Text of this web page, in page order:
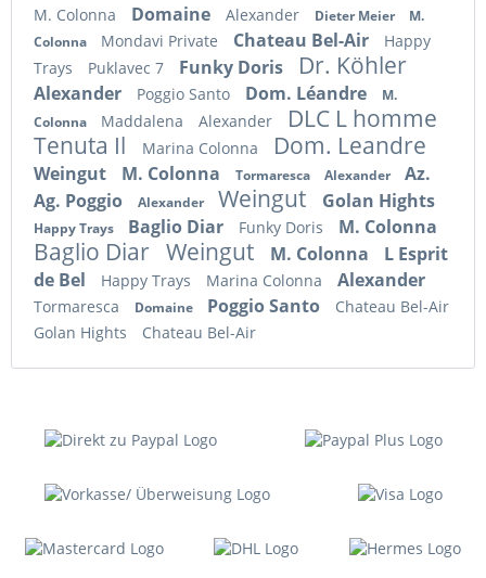
M. Colonna Domaine Alexander Dieter Meier
M.
Colonna
Mondavi Private Chateau Bel-Air
Happy
Trays
Puklavec 7 Funky Doris Dr. Köhler
Alexander Poggio Santo Dom. Léandre
M.
Colonna
Maddalena Alexander
DLC L homme
Tenuta Il
Marina Colonna Dom. Leandre
Weingut M. Colonna Tormaresca Alexander
Az.
Ag. Poggio
Alexander Weingut Golan Hights
Happy Trays Baglio Diar Funky Doris M. Colonna
Baglio Diar Weingut M. Colonna
L Esprit
de Bel
Happy Trays Marina Colonna Alexander
Tormaresca Domaine Poggio Santo
Chateau Bel-Air
Golan Hights
Chateau Bel-Air